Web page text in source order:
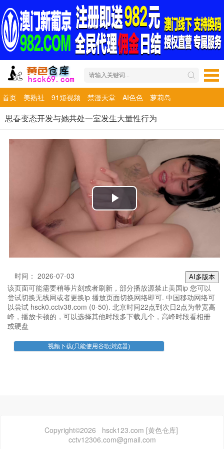
首页 美熟社 91短视频 禁漫天堂 AI色色 萝莉岛
思春变态开发与她共处一室发生大量性行为
AI多版本
时间： 2026-07-03
该页面可能需要稍等片刻或者刷新，部分播放源禁止美国ip 您可以
尝试切换无线网或者更换ip 播放页面切换网络即可. 中国移动网络可
以尝试 hsck0.cctv38.com (0-50). 北京时间22点到次日2点为带宽高
峰，播放卡顿的，可以选择其他时段多下载几个，高峰时段看相册
或硬盘
Copyright©2026 hsck123.com [黄色仓库]
cctv12306.com@gmail.com